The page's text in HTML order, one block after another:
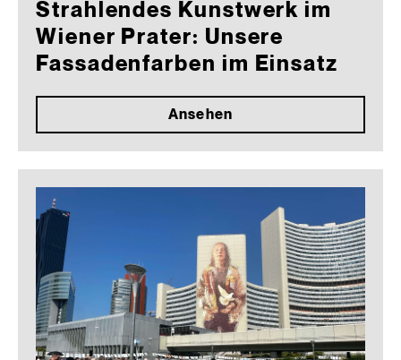
Strahlendes Kunstwerk im
Wiener Prater: Unsere
Fassadenfarben im Einsatz
Ansehen